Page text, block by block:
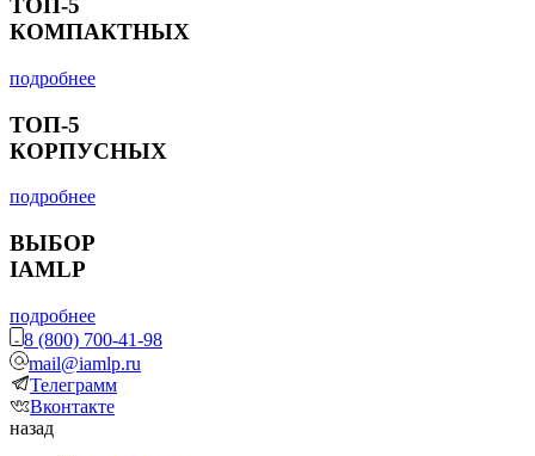
ТОП-5
КОМПАКТНЫХ
подробнее
ТОП-5
КОРПУСНЫХ
подробнее
ВЫБОР
IAMLP
подробнее
8 (800) 700-41-98
mail@iamlp.ru
Телеграмм
Вконтакте
назад